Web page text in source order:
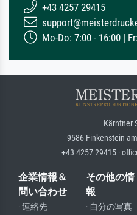
+43 4257 29415
Mo-Do: 7:00 - 16:00 |
Kärntner
9586 Finkenstein
+43 4257 29415 ·
企業情報＆
問い合わせ
· 連絡先
その他の情
報
· 自分の写真